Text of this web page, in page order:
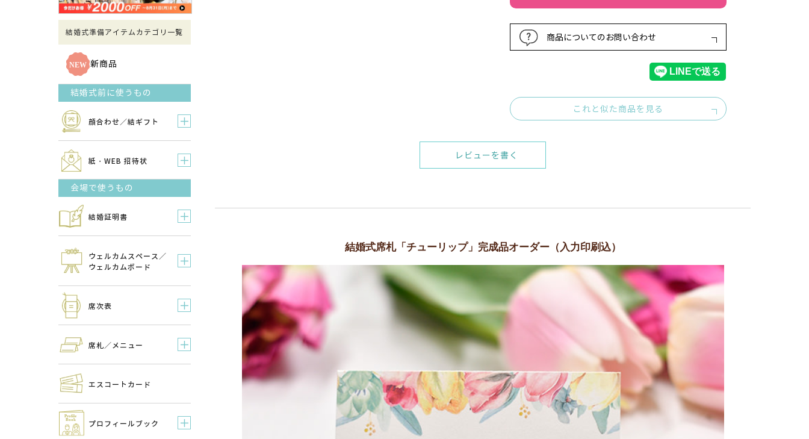
結婚式準備アイテムカテゴリ一覧
新商品
結婚式前に使うもの
顔合わせ／結ギフト
紙・WEB 招待状
会場で使うもの
結婚証明書
ウェルカムスペース／
ウェルカムボード
席次表
席札／メニュー
エスコートカード
プロフィールブック
商品についてのお問い合わせ
これと似た商品を見る
レビューを書く
結婚式席札「チューリップ」完成品オーダー（入力印刷込）